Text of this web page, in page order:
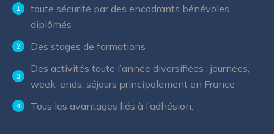
toute sécurité par des encadrants bénévoles
diplômés
Des stages de formations
Des activités toute l’année diversifiées : journées,
week-ends, séjours principalement en France
Tous les avantages liés à l’adhésion.